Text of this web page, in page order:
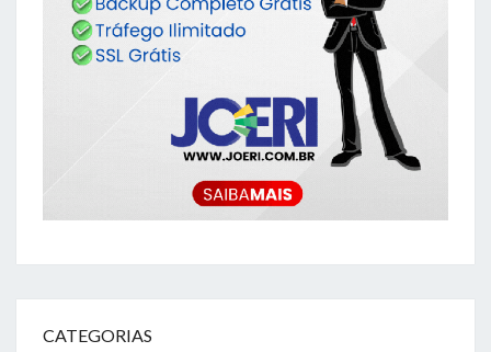
CATEGORIAS